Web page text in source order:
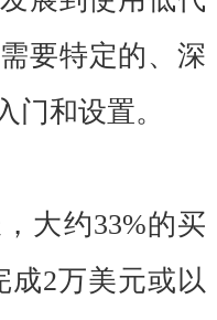
要特定的、深
门和设置。
大约33%的买
成2万美元或以